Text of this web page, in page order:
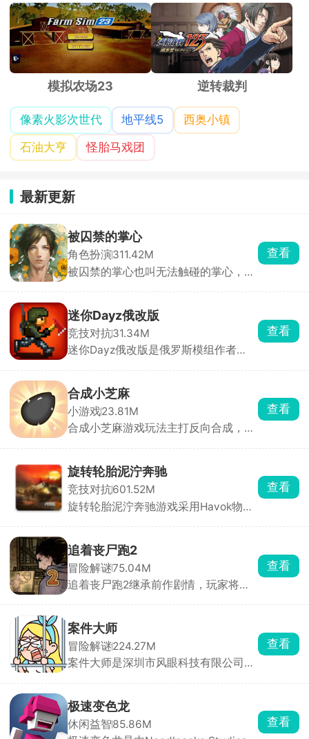
模拟农场23 逆转裁判
像素火影次世代 地平线5
西奥小镇
石油大亨
怪胎马戏团
最新更新
被囚禁的掌心
角色扮演311.42M
被囚禁的掌心也叫无法触碰的掌心，玩
恋爱故事。通过独特的体感式触碰玩
法，只需将手掌或额头轻贴手机屏幕，
即可与男主深情互动。游戏内，监视玩
法增添趣味，观察男主房间、触摸互
查看
迷你Dayz俄改版
竞技对抗31.34M
迷你Dayz俄改版是俄罗斯模组作者
风、上帝俯视视角和硬核末日求生内
核，在原版底子上大幅度扩容内容、修
正 BUG、新增玩法，弥补了官方原版
内容单薄、装备少、玩法单调的短板。
查看
合成小芝麻
小游戏23.81M
合成小芝麻游戏玩法主打反向合成，其
可以在一局里玩很久。通过滑动屏幕操
控水果下落位置，相同水果碰撞即可合
成更小的水果。简单易上手，却让人停
不下来，是打发碎片时间的解压神器。
查看
旋转轮胎泥泞奔驰
竞技对抗601.52M
旋转轮胎泥泞奔驰游戏采用Havok物理
时搭配多台定位迥异的硬核载具，化身
奔波在荒野之中的职业货运司机，核心
任务便是承接各类物资订单，把货物从
起点完好无损运送至目的地。
查看
追着丧尸跑2
冒险解谜75.04M
追着丧尸跑2继承前作剧情，玩家将置
场景，搜集水源、食物、药物和武器等
生存物资，同时与丧尸展开激烈战斗。
本作在前作基础上加入了大量全新元
素，支持招募队友并肩作战，还能通过
查看
案件大师
冒险解谜224.27M
案件大师是深圳市风眼科技有限公司发
鼎的名侦探，深入这座光鲜亮丽却暗藏
玄机的城市，侦破一桩又一桩疑难案
件。城市表面繁华，实则在权力与诱惑
查看
极速变色龙
休闲益智85.86M
查看